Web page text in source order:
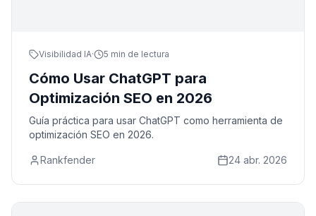
Visibilidad IA· 5 min de lectura
Cómo Usar ChatGPT para
Optimización SEO en 2026
Guía práctica para usar ChatGPT como herramienta de
optimización SEO en 2026.
Rankfender 24 abr. 2026